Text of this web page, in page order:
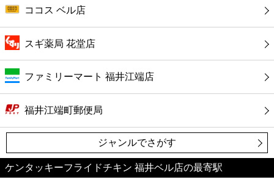
ショッピング
銀行
公共
病院
ホテル
ココス ベル店
スギ薬局 花堂店
ファミリーマート 福井江端店
福井江端町郵便局
ジャンルでさがす
ケンタッキーフライドチキン 福井ベル店の最寄駅